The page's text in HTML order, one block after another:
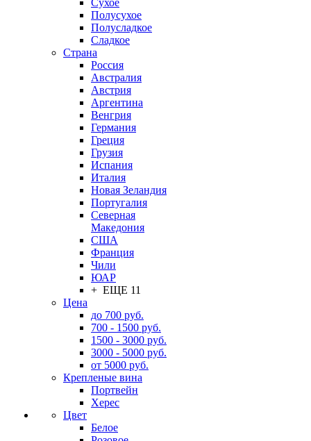
Сухое
Полусухое
Полусладкое
Сладкое
Страна
Россия
Австралия
Австрия
Аргентина
Венгрия
Германия
Греция
Грузия
Испания
Италия
Новая Зеландия
Португалия
Северная
Македония
США
Франция
Чили
ЮАР
+ ЕЩЕ 11
Цена
до 700 руб.
700 - 1500 руб.
1500 - 3000 руб.
3000 - 5000 руб.
от 5000 руб.
Крепленые вина
Портвейн
Херес
Цвет
Белое